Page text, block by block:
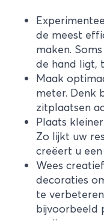
de meest
maken.
de hand ligt,
Maak
meter. Denk
zitplaatsen
Plaats
Zo lijkt uw
creëert u
Wees
decoraties
te
bijvoorbeeld